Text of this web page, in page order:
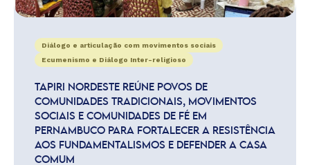
Diálogo e articulação com movimentos sociais
Ecumenismo e Diálogo Inter-religioso
TAPIRI NORDESTE REÚNE POVOS DE
COMUNIDADES TRADICIONAIS, MOVIMENTOS
SOCIAIS E COMUNIDADES DE FÉ EM
PERNAMBUCO PARA FORTALECER A RESISTÊNCIA
AOS FUNDAMENTALISMOS E DEFENDER A CASA
COMUM